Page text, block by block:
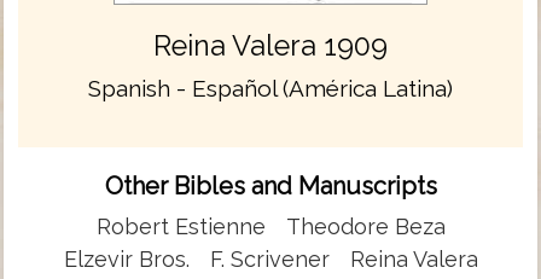
Reina Valera 1909
Spanish - Español (América Latina)
Other Bibles and Manuscripts
Robert Estienne
Theodore Beza
Elzevir Bros.
F. Scrivener Reina Valera